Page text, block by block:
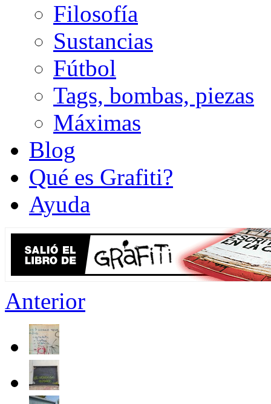
Filosofía
Sustancias
Fútbol
Tags, bombas, piezas
Máximas
Blog
Qué es Grafiti?
Ayuda
Anterior